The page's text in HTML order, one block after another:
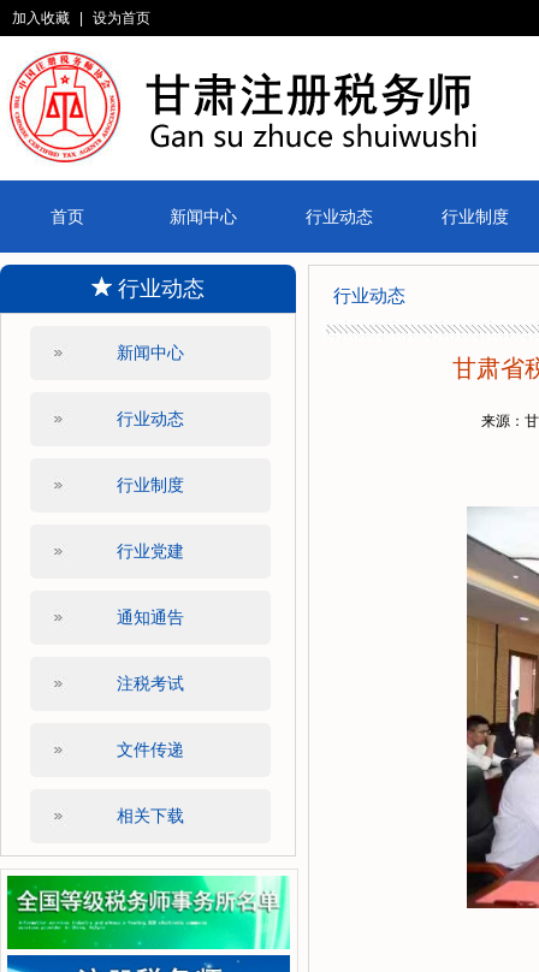
加入收藏 设为首页
首页 新闻中心 行业动态 行业制度
行业动态
新闻中心
行业动态
行业制度
行业党建
通知通告
注税考试
文件传递
相关下载
行业动态
甘肃省
来源：